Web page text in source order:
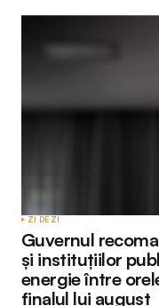
ZI DE ZI
Guvernul
și instituțiilor
energie între
finalul lui august